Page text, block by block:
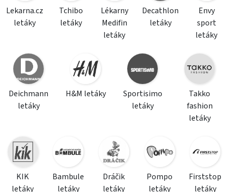
Lekarna.cz
letáky
Tchibo
letáky
Lékarny
Medifin
letáky
Decathlon
letáky
Envy
sport
letáky
Deichmann
letáky
H&M letáky
Sportisimo
letáky
Takko
fashion
letáky
KIK
letáky
Bambule
letáky
Dráčik
letáky
Pompo
letáky
Firststop
letáky